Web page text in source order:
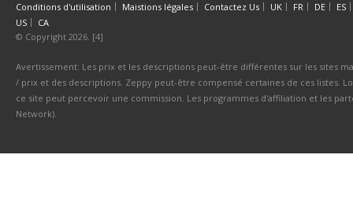
Conditions d'utilisation Maistions légales Contactez Us UK FR DE
ES
US
CA
© Copyright 2026. [4]
Avertissement: Les prix et les descriptions peut-être différentes sur les sites
/ prix et des descriptions. Zeppy peut-être compensé certaines de ces listes.
ce site peut percevoir une commission. Les programmes d'affiliation et les
Network).